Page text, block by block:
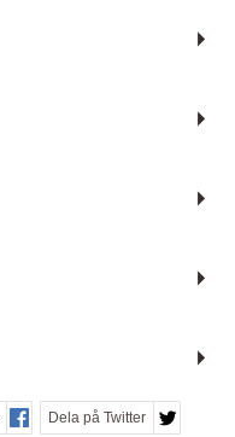
Dela på Twitter